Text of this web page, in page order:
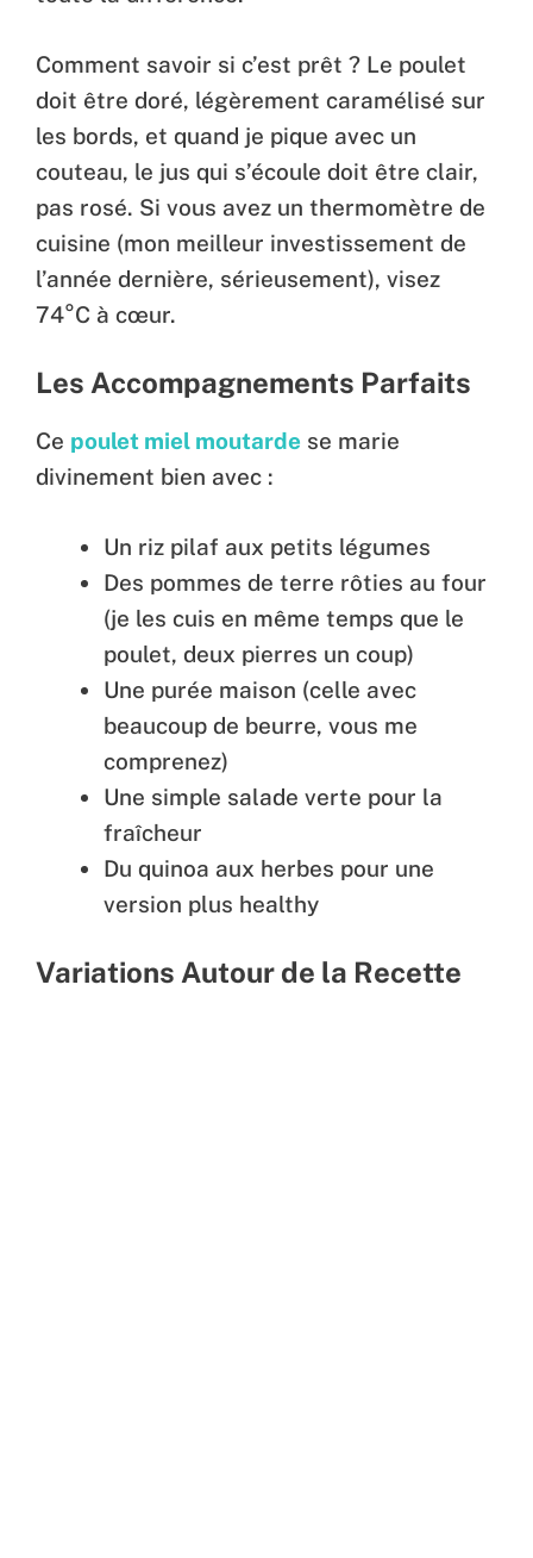
Comment savoir si c’est prêt ? Le poulet
doit être doré, légèrement caramélisé sur
les bords, et quand je pique avec un
couteau, le jus qui s’écoule doit être clair,
pas rosé. Si vous avez un thermomètre de
cuisine (mon meilleur investissement de
l’année dernière, sérieusement), visez
74°C à cœur.
Les Accompagnements Parfaits
Ce poulet miel moutarde se marie
divinement bien avec :
Un riz pilaf aux petits légumes
Des pommes de terre rôties au four
(je les cuis en même temps que le
poulet, deux pierres un coup)
Une purée maison (celle avec
beaucoup de beurre, vous me
comprenez)
Une simple salade verte pour la
fraîcheur
Du quinoa aux herbes pour une
version plus healthy
Variations Autour de la Recette